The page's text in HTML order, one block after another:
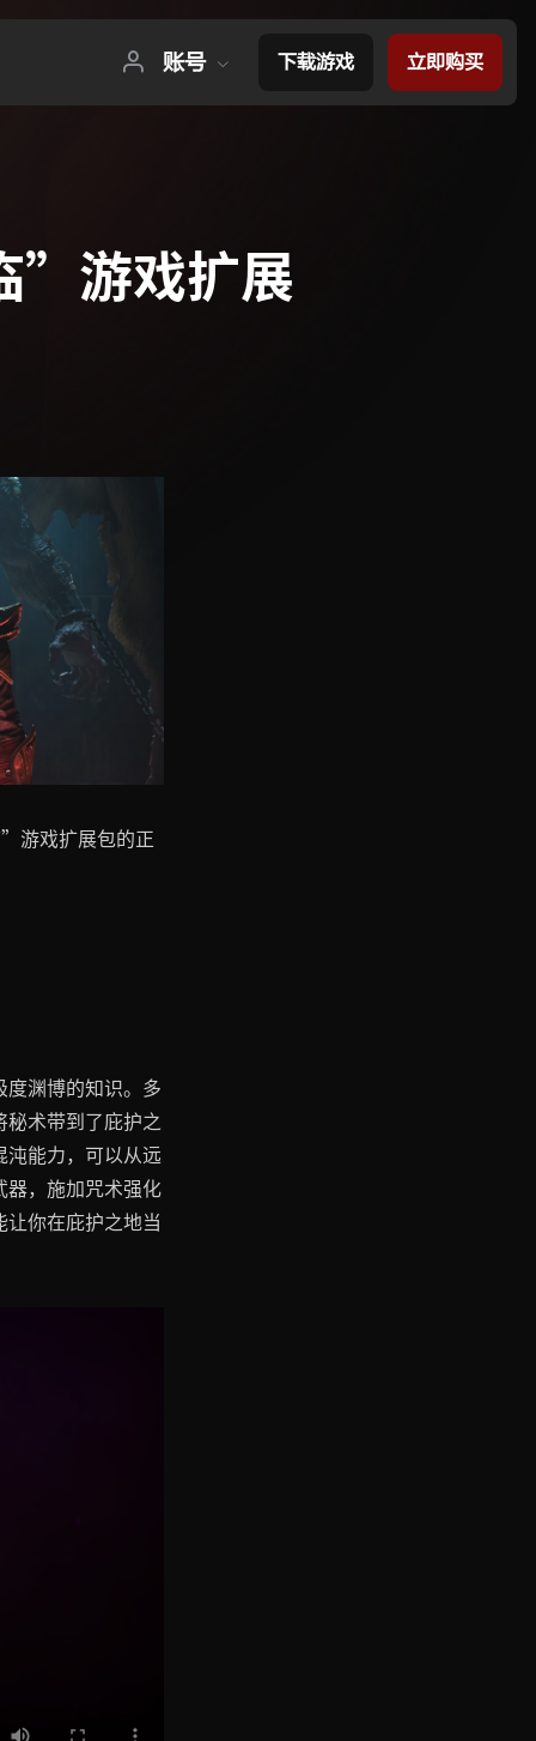
账号 下载游戏 立即购买
”游戏扩展
游戏扩展包的正
渊博的知识。多
术带到了庇护之
能力，可以从远
器，施加咒术强化
你在庇护之地当